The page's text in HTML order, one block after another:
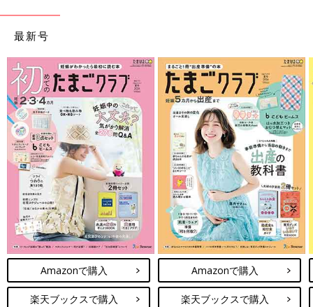
最新号
Amazonで購入
楽天ブックスで購入
Amazonで購入
楽天ブックスで購入